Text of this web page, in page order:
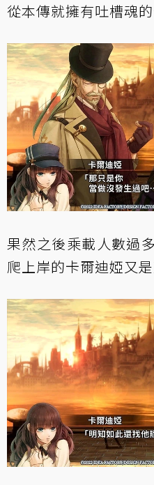
從本傳就擁有吐槽魂
果然之後乘載人數過
爬上岸的卡爾迪婭又